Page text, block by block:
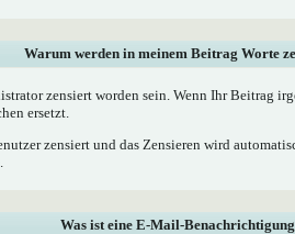
Warum werden in meinem Beitrag Worte
zensiert worden sein. Wenn Ihr Beitrag
ersetzt.
zensiert und das Zensieren wird
Was ist eine E-Mail-